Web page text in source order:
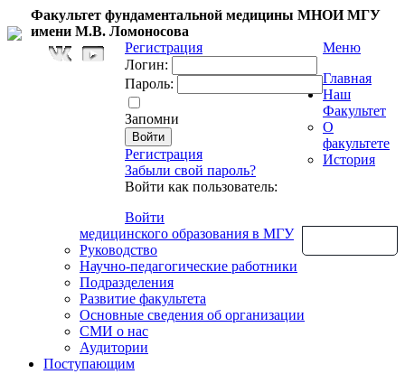
Факультет фундаментальной медицины МНОИ МГУ
имени М.В. Ломоносова
Регистрация
Логин:
Пароль:
Запомни
Регистрация
Забыли свой пароль?
Войти как пользователь:
Войти
Меню
Главная
Наш
Факультет
О
факультете
История
медицинского образования в МГУ
Руководство
Научно-педагогические работники
Подразделения
Развитие факультета
Основные сведения об организации
СМИ о нас
Аудитории
Поступающим